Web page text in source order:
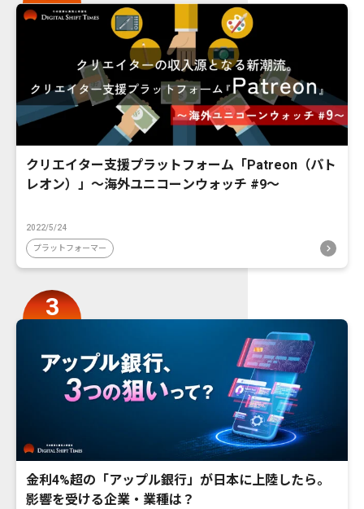
クリエイター支援プラットフォーム「Patreon（パト
レオン）」〜海外ユニコーンウォッチ #9〜
2022/5/24
プラットフォーマー
金利4%超の「アップル銀行」が日本に上陸したら。
影響を受ける企業・業種は？